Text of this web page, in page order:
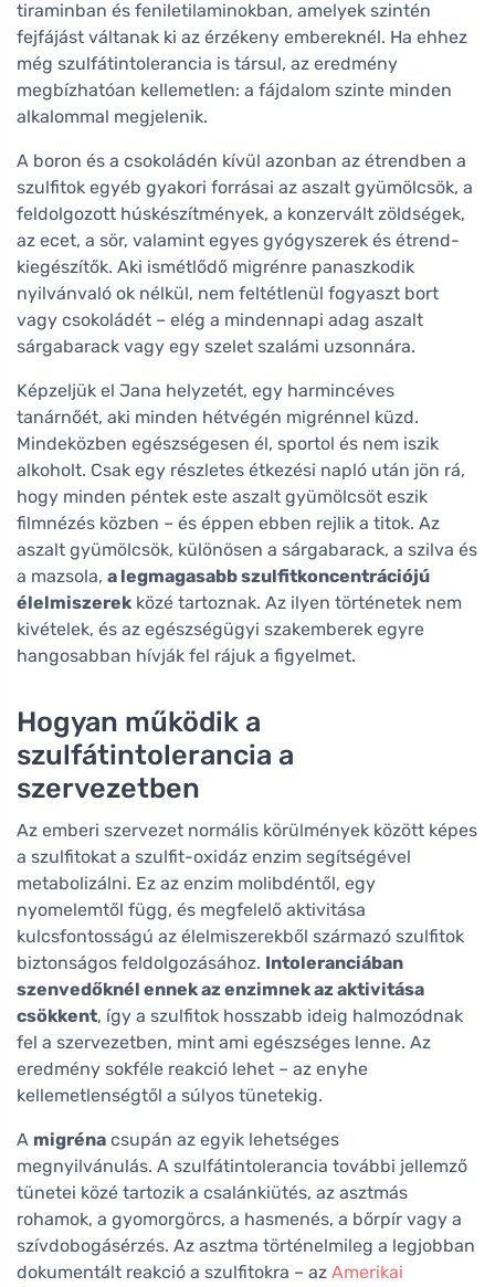
tiraminban és feniletilaminokban, amelyek szintén
fejfájást váltanak ki az érzékeny embereknél. Ha ehhez
még szulfátintolerancia is társul, az eredmény
megbízhatóan kellemetlen: a fájdalom szinte minden
alkalommal megjelenik.
A boron és a csokoládén kívül azonban az étrendben a
szulfitok egyéb gyakori forrásai az aszalt gyümölcsök, a
feldolgozott húskészítmények, a konzervált zöldségek,
az ecet, a sör, valamint egyes gyógyszerek és étrend-
kiegészítők. Aki ismétlődő migrénre panaszkodik
nyilvánvaló ok nélkül, nem feltétlenül fogyaszt bort
vagy csokoládét – elég a mindennapi adag aszalt
sárgabarack vagy egy szelet szalámi uzsonnára.
Képzeljük el Jana helyzetét, egy harmincéves
tanárnőét, aki minden hétvégén migrénnel küzd.
Mindeközben egészségesen él, sportol és nem iszik
alkoholt. Csak egy részletes étkezési napló után jön rá,
hogy minden péntek este aszalt gyümölcsöt eszik
filmnézés közben – és éppen ebben rejlik a titok. Az
aszalt gyümölcsök, különösen a sárgabarack, a szilva és
a mazsola, a legmagasabb szulfitkoncentrációjú
élelmiszerek közé tartoznak. Az ilyen történetek nem
kivételek, és az egészségügyi szakemberek egyre
hangosabban hívják fel rájuk a figyelmet.
Hogyan működik a
szulfátintolerancia a
szervezetben
Az emberi szervezet normális körülmények között képes
a szulfitokat a szulfit-oxidáz enzim segítségével
metabolizálni. Ez az enzim molibdéntől, egy
nyomelemtől függ, és megfelelő aktivitása
kulcsfontosságú az élelmiszerekből származó szulfitok
biztonságos feldolgozásához. Intoleranciában
szenvedőknél ennek az enzimnek az aktivitása
csökkent, így a szulfitok hosszabb ideig halmozódnak
fel a szervezetben, mint ami egészséges lenne. Az
eredmény sokféle reakció lehet – az enyhe
kellemetlenségtől a súlyos tünetekig.
A migréna csupán az egyik lehetséges
megnyilvánulás. A szulfátintolerancia további jellemző
tünetei közé tartozik a csalánkiütés, az asztmás
rohamok, a gyomorgörcs, a hasmenés, a bőrpír vagy a
szívdobogásérzés. Az asztma történelmileg a legjobban
dokumentált reakció a szulfitokra – az Amerikai